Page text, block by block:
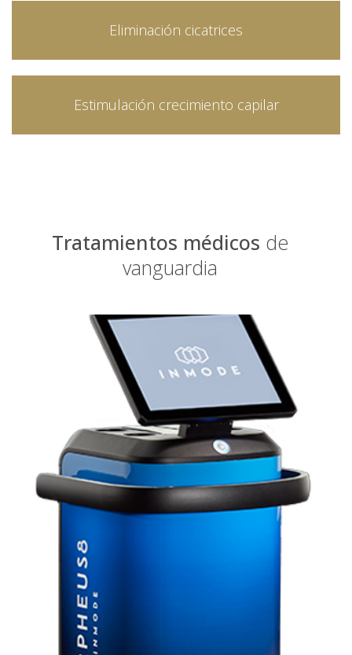
Eliminación cicatrices
Estimulación crecimiento capilar
Tratamientos médicos de
vanguardia